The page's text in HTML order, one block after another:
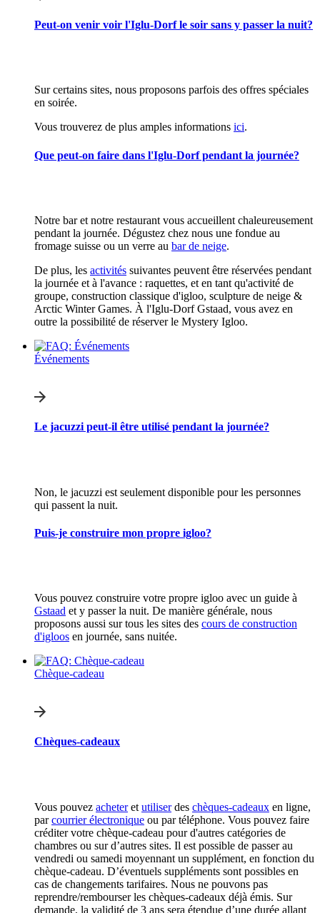
Peut-on venir voir l'Iglu-Dorf le soir sans y passer la nuit?
Sur certains sites, nous proposons parfois des offres spéciales
en soirée.
Vous trouverez de plus amples informations ici.
Que peut-on faire dans l'Iglu-Dorf pendant la journée?
Notre bar et notre restaurant vous accueillent chaleureusement
pendant la journée. Dégustez chez nous une fondue au
fromage suisse ou un verre au bar de neige.
De plus, les activités suivantes peuvent être réservées pendant
la journée et à l'avance : raquettes, et en tant qu'activité de
groupe, construction classique d'igloo, sculpture de neige &
Arctic Winter Games. À l'Iglu-Dorf Gstaad, vous avez en
outre la possibilité de réserver le Mystery Igloo.
Événements
Le jacuzzi peut-il être utilisé pendant la journée?
Non, le jacuzzi est seulement disponible pour les personnes
qui passent la nuit.
Puis-je construire mon propre igloo?
Vous pouvez construire votre propre igloo avec un guide à
Gstaad et y passer la nuit. De manière générale, nous
proposons aussi sur tous les sites des cours de construction
d'igloos en journée, sans nuitée.
Chèque-cadeau
Chèques-cadeaux
Vous pouvez acheteret utiliserdes chèques-cadeaux en ligne,
parcourrier électronique ou par téléphone. Vous pouvez faire
créditer votre chèque-cadeau pour d'autres catégories de
chambres ou sur d’autres sites. Il est possible de passer au
vendredi ou samedi moyennant un supplément, en fonction du
chèque-cadeau. D’éventuels suppléments sont possibles en
cas de changements tarifaires. Nous ne pouvons pas
reprendre/rembourser les chèques-cadeaux déjà émis. Sur
demande, la validité de 3 ans sera étendue d’une durée allant